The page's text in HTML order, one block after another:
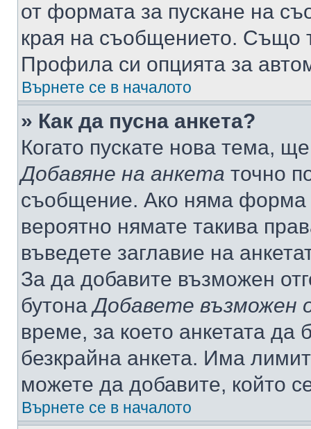
от формата за пускане на
края на съобщението. Също
Профила си опцията за
Върнете се в началото
» Как да пусна анкета?
Когато пускате нова тема,
Добавяне на анкета точно
съобщение. Ако няма форма
вероятно нямате такива
въведете заглавие на
За да добавите възможен
бутонаДобавете възможен
време, за което анкетата да
безкрайна анкета. Има
можете да добавите, който
Върнете се в началото